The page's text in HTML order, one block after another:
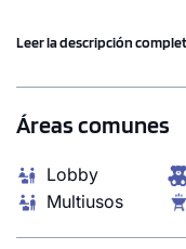
compartir, relajarte
Leer la descripción
Áreas comunes
Lobby
Multiusos